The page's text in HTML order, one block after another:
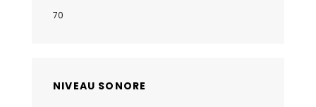
70
NIVEAU SONORE